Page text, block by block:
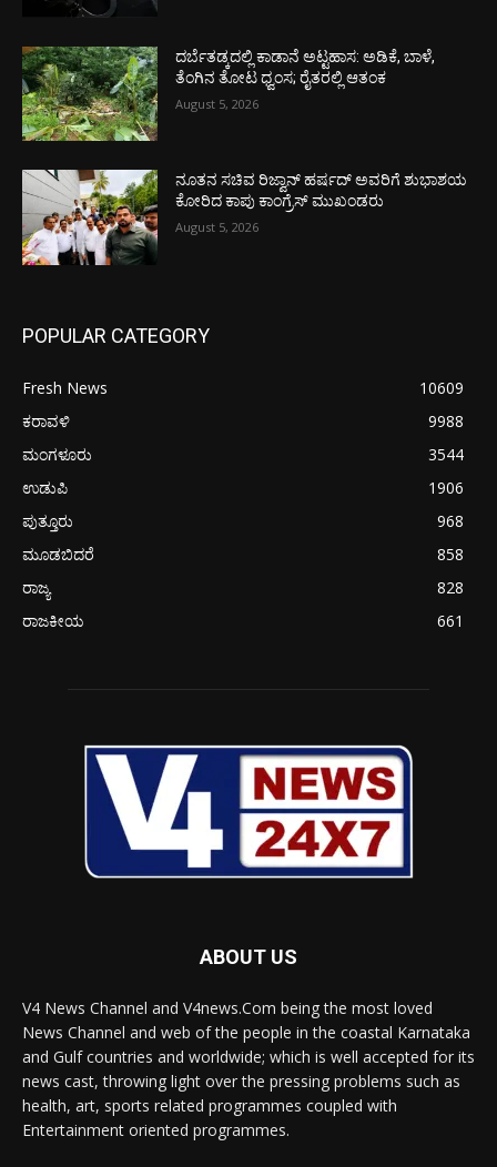
ದರ್ಬೆತಡ್ಕದಲ್ಲಿ ಕಾಡಾನೆ ಅಟ್ಟಹಾಸ: ಅಡಿಕೆ, ಬಾಳೆ,
ತೆಂಗಿನ ತೋಟ ಧ್ವಂಸ; ರೈತರಲ್ಲಿ ಆತಂಕ
August 5, 2026
ನೂತನ ಸಚಿವ ರಿಜ್ವಾನ್ ಹರ್ಷದ್ ಅವರಿಗೆ ಶುಭಾಶಯ
ಕೋರಿದ ಕಾಪು ಕಾಂಗ್ರೆಸ್ ಮುಖಂಡರು
August 5, 2026
POPULAR CATEGORY
Fresh News
10609
ಕರಾವಳಿ
9988
ಮಂಗಳೂರು
3544
ಉಡುಪಿ
1906
ಪುತ್ತೂರು
968
ಮೂಡಬಿದರೆ
858
ರಾಜ್ಯ
828
ರಾಜಕೀಯ
661
ABOUT US
V4 News Channel and V4news.Com being the most loved
News Channel and web of the people in the coastal Karnataka
and Gulf countries and worldwide; which is well accepted for its
news cast, throwing light over the pressing problems such as
health, art, sports related programmes coupled with
Entertainment oriented programmes.